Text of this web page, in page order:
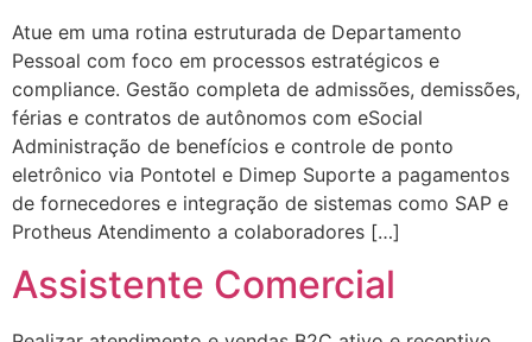
Atue em uma rotina estruturada de Departamento
Pessoal com foco em processos estratégicos e
compliance. Gestão completa de admissões, demissões,
férias e contratos de autônomos com eSocial
Administração de benefícios e controle de ponto
eletrônico via Pontotel e Dimep Suporte a pagamentos
de fornecedores e integração de sistemas como SAP e
Protheus Atendimento a colaboradores […]
Assistente Comercial